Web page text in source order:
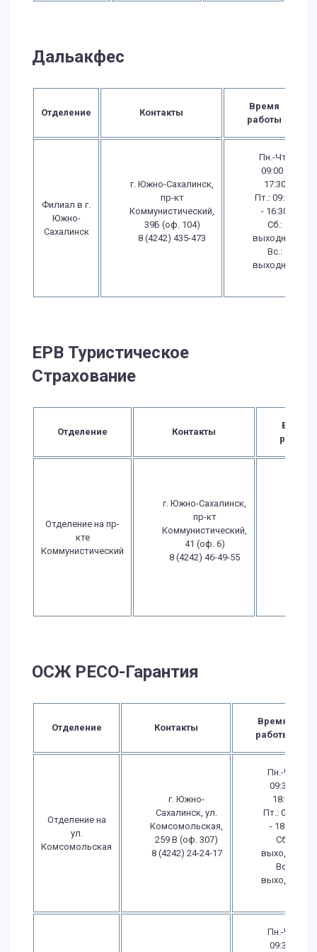
Дальакфес
Отделение Контакты
Время
работы
Филиал в г.
Южно-
Сахалинск
г. Южно-Сахалинск,
пр-кт
Коммунистический,
39Б (оф. 104)
8 (4242) 435-473
Пн.-Чт.:
09:00 -
17:30
Пт.: 09:00
- 16:30
Сб.:
выходной
Вс.:
выходной
ЕРВ Туристическое
Страхование
Отделение Контакты
Время
работы
Отделение на пр-
кте
Коммунистический
г. Южно-Сахалинск,
пр-кт
Коммунистический,
41 (оф. 6)
8 (4242) 46-49-55
ОСЖ РЕСО-Гарантия
Отделение Контакты
Время
работы
Отделение на
ул.
Комсомольская
г. Южно-
Сахалинск, ул.
Комсомольская,
259 В (оф. 307)
8 (4242) 24-24-17
Пн.-Чт.:
09:30 -
18:00
Пт.: 09:30
- 18:00
Сб.:
выходной
Вс.:
выходной
Пн.-Чт.:
09:30 -